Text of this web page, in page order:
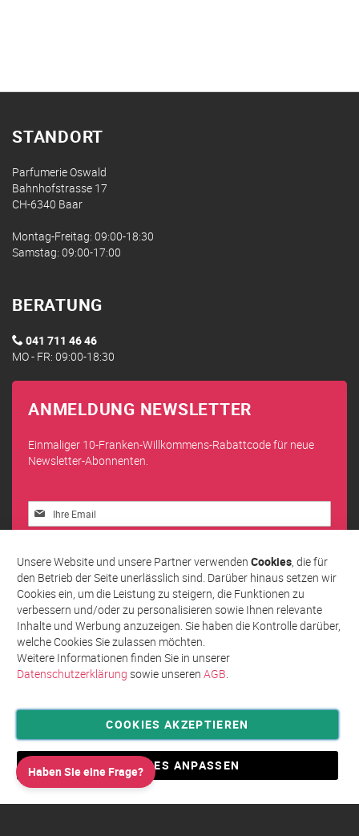
STANDORT
Parfumerie Oswald
Bahnhofstrasse 17
CH-6340 Baar
Montag-Freitag: 09:00-18:30
Samstag: 09:00-17:00
BERATUNG
041 711 46 46
MO - FR: 09:00-18:30
ANMELDUNG NEWSLETTER
Einmaliger 10-Franken-Willkommens-Rabattcode für neue
Newsletter-Abonnenten.
Melden
Sie
unseren
Newsletter
an:
Abonnieren
Privatsphäre und Datenschutz
Allgemeine Geschäftsbedingungen AGB
Impressum
Unsere Website und unsere Partner verwenden Cookies, die für
den Betrieb der Seite unerlässlich sind. Darüber hinaus setzen wir
Cookies ein, um die Leistung zu steigern, die Funktionen zu
verbessern und/oder zu personalisieren sowie Ihnen relevante
Inhalte und Werbung anzuzeigen. Sie haben die Kontrolle darüber,
welche Cookies Sie zulassen möchten.
Weitere Informationen finden Sie in unserer
Datenschutzerklärung sowie unseren AGB.
COOKIES AKZEPTIEREN
COOKIES ANPASSEN
Haben Sie eine Frage?